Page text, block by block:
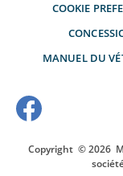
COOKIE
MANUEL DU
Copyright © 2026